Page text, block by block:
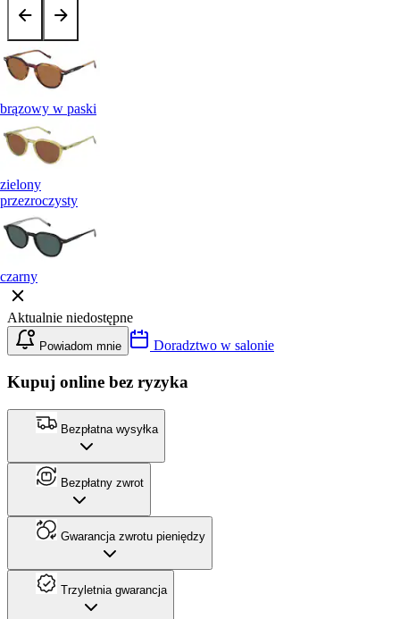
brązowy w paski
zielony
przezroczysty
czarny
Aktualnie niedostępne
Powiadom mnie Doradztwo w salonie
Kupuj online bez ryzyka
Bezpłatna wysyłka
Bezpłatny zwrot
Gwarancja zwrotu pieniędzy
Trzyletnia gwarancja